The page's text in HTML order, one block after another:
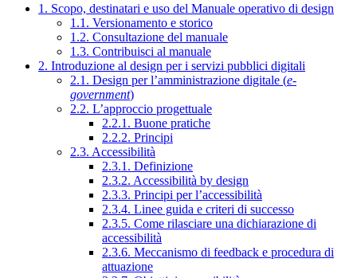
1. Scopo, destinatari e uso del Manuale operativo di design
1.1. Versionamento e storico
1.2. Consultazione del manuale
1.3. Contribuisci al manuale
2. Introduzione al design per i servizi pubblici digitali
2.1. Design per l’amministrazione digitale (e-
government)
2.2. L’approccio progettuale
2.2.1. Buone pratiche
2.2.2. Principi
2.3. Accessibilità
2.3.1. Definizione
2.3.2. Accessibilità by design
2.3.3. Principi per l’accessibilità
2.3.4. Linee guida e criteri di successo
2.3.5. Come rilasciare una dichiarazione di
accessibilità
2.3.6. Meccanismo di feedback e procedura di
attuazione